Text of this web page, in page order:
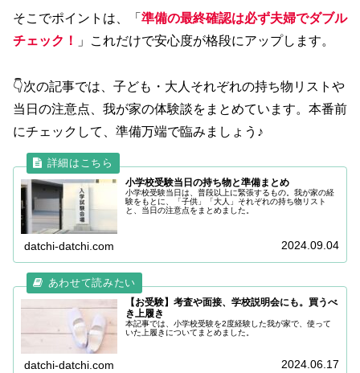
そこでポイントは、「 準備の最終確認は必ず夫婦でダブル
チェック！
」これだけで安心度が格段にアップします。
👇次の記事では、子ども・大人それぞれの持ち物リストや
当日の注意点、我が家の体験談をまとめています。本番前
にチェックして、準備万端で臨みましょう♪
小学校受験当日の持ち物と準備まとめ
小学校受験当日は、普段以上に緊張するもの。我が家の経
験をもとに、「子供」「大人」それぞれの持ち物リスト
と、当日の注意点をまとめました。
datchi-datchi.com 2024.09.04
【お受験】考査や面接、学校説明会にも。買うべ
き上履き
本記事では、小学校受験を2度経験した我が家で、使って
いた上履きについてまとめました。
datchi-datchi.com 2024.06.17